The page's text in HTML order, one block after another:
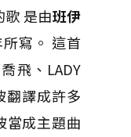
歌 是由班伊
寫。 這首
飛、LADY
翻譯成許多
當成主題曲